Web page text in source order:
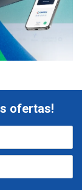
ofertas!